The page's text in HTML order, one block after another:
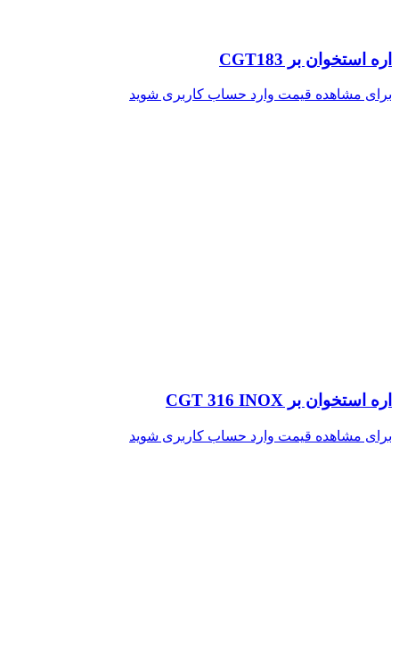
اره استخوان بر CGT183
برای مشاهده قیمت وارد حساب کاربری شوید
اره استخوان بر CGT 316 INOX
برای مشاهده قیمت وارد حساب کاربری شوید